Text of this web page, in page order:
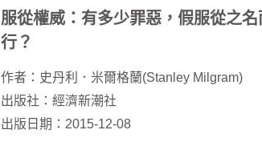
服從權威：有多少罪惡，假服從之名
行？
作者： 史丹利．米爾格蘭(Stanley Milgram)
出版社： 經濟新潮社
出版日期：2015-12-08